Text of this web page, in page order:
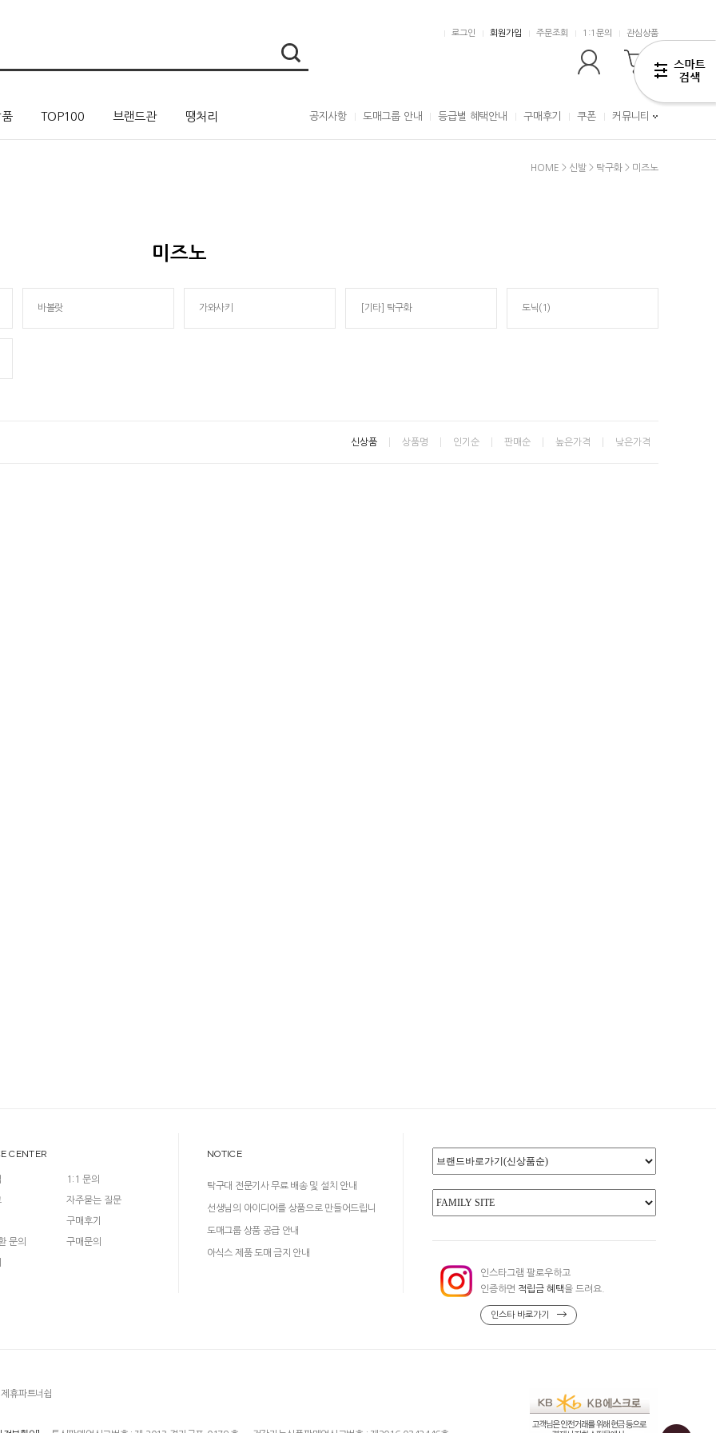
로그인 회원가입 주문조회 1:1문의 관심상품
TOP100 브랜드관 땡처리 공지사항 도매그룹 안내 등급별 혜택안내 구매후기 쿠폰 커뮤니티
HOME > 신발 > 탁구화 > 미즈노
미즈노
바볼랏 가와사키 [기타] 탁구화 도닉(1)
신상품 상품명 인기순 판매순 높은가격 낮은가격
CENTER
문의
1:1 문의
자주묻는 질문
구매후기
구매문의
NOTICE
탁구대 전문기사 무료 배송 및 설치 안내
선생님의 아이디어를 상품으로 만들어드립니
다!
도매그룹 상품 공급 안내
아식스 제품 도매 금지 안내
인스타그램 팔로우하고
인증하면 적립금 혜택을 드려요.
인스타 바로가기
제휴파트너쉽